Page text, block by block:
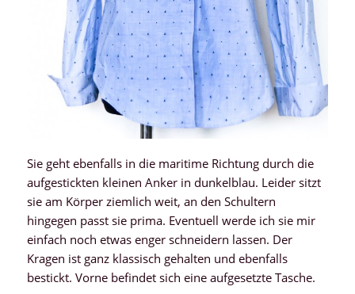
Sie geht ebenfalls in die maritime Richtung durch die
aufgestickten kleinen Anker in dunkelblau. Leider sitzt
sie am Körper ziemlich weit, an den Schultern
hingegen passt sie prima. Eventuell werde ich sie mir
einfach noch etwas enger schneidern lassen. Der
Kragen ist ganz klassisch gehalten und ebenfalls
bestickt. Vorne befindet sich eine aufgesetzte Tasche.